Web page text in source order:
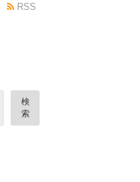
RSS
検
索